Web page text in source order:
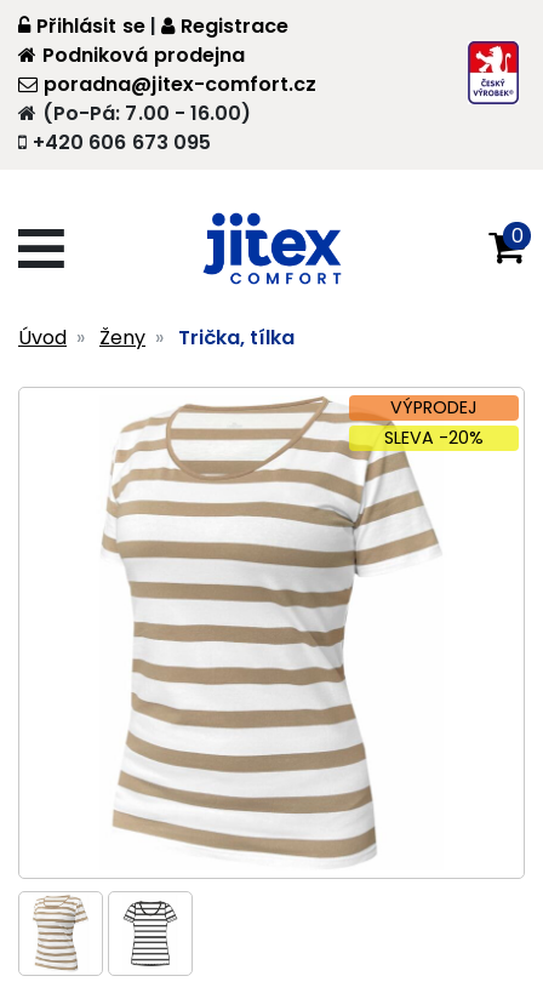
+420 606 673 095
(Po-Pá: 7.00 - 16.00)
poradna@jitex-comfort.cz
Přihlásit se |
Registrace
Podniková prodejna
0
Úvod Ženy Trička, tílka
VÝPRODEJ
SLEVA -20%